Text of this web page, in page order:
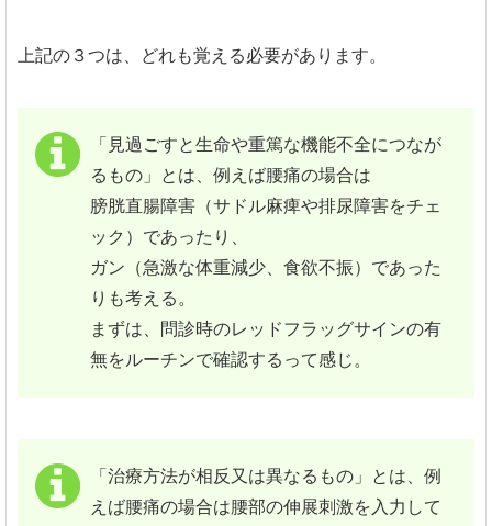
上記の３つは、どれも覚える必要があります。
「見過ごすと生命や重篤な機能不全につなが
るもの」とは、例えば腰痛の場合は
膀胱直腸障害（サドル麻痺や排尿障害をチェ
ック）であったり、
ガン（急激な体重減少、食欲不振）であった
りも考える。
まずは、問診時のレッドフラッグサインの有
無をルーチンで確認するって感じ。
「治療方法が相反又は異なるもの」とは、例
えば腰痛の場合は腰部の伸展刺激を入力して